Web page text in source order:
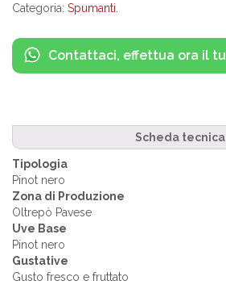
Categoria: Spumanti
Contattaci, effettua ora il
Scheda tecnica
Tipologia
Pinot nero
Zona di Produzione
Oltrepò Pavese
Uve Base
Pinot nero
Gustative
Gusto fresco e fruttato